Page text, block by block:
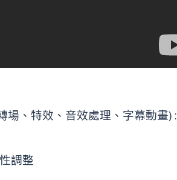
、特效、音效處理、字幕動畫) :
調整